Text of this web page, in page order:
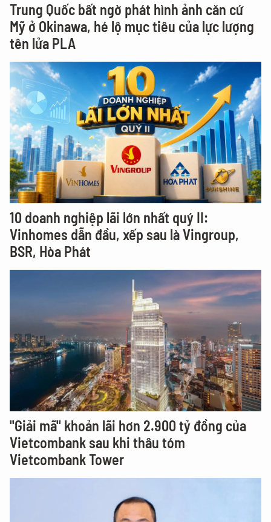
Trung Quốc bất ngờ phát hình ảnh căn cứ
Mỹ ở Okinawa, hé lộ mục tiêu của lực lượng
tên lửa PLA
10 doanh nghiệp lãi lớn nhất quý II:
Vinhomes dẫn đầu, xếp sau là Vingroup,
BSR, Hòa Phát
"Giải mã" khoản lãi hơn 2.900 tỷ đồng của
Vietcombank sau khi thâu tóm
Vietcombank Tower